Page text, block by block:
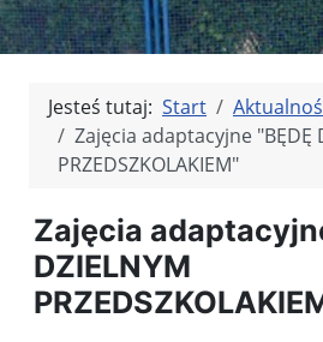
Jesteś tutaj: Start
Zajęcia adaptacyjne "BĘDĘ
PRZEDSZKOLAKIEM"
Zajęcia
DZIELNYM